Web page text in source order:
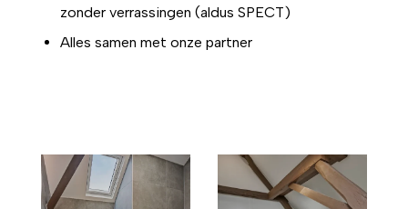
zonder verrassingen (aldus SPECT)
Alles samen met onze partner